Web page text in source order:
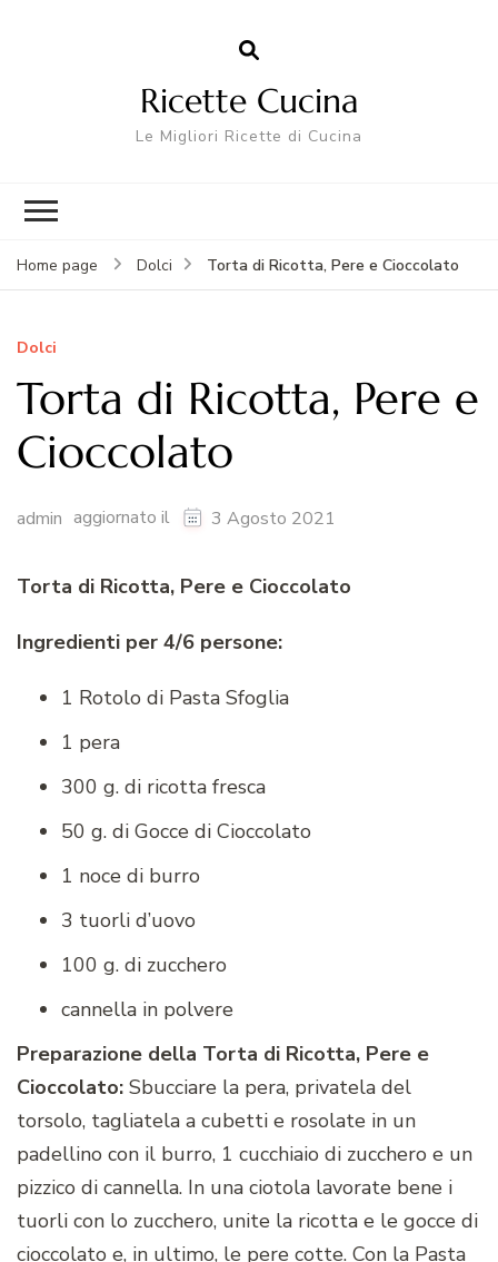
Ricette Cucina
Le Migliori Ricette di Cucina
Home page Dolci Torta di Ricotta, Pere e Cioccolato
Dolci
Torta di Ricotta, Pere e
Cioccolato
admin aggiornato il 3 Agosto 2021
Torta di Ricotta, Pere e Cioccolato
Ingredienti per 4/6 persone:
1 Rotolo di Pasta Sfoglia
1 pera
300 g. di ricotta fresca
50 g. di Gocce di Cioccolato
1 noce di burro
3 tuorli d’uovo
100 g. di zucchero
cannella in polvere
Preparazione della Torta di Ricotta, Pere e
Cioccolato: Sbucciare la pera, privatela del
torsolo, tagliatela a cubetti e rosolate in un
padellino con il burro, 1 cucchiaio di zucchero e un
pizzico di cannella. In una ciotola lavorate bene i
tuorli con lo zucchero, unite la ricotta e le gocce di
cioccolato e, in ultimo, le pere cotte. Con la Pasta